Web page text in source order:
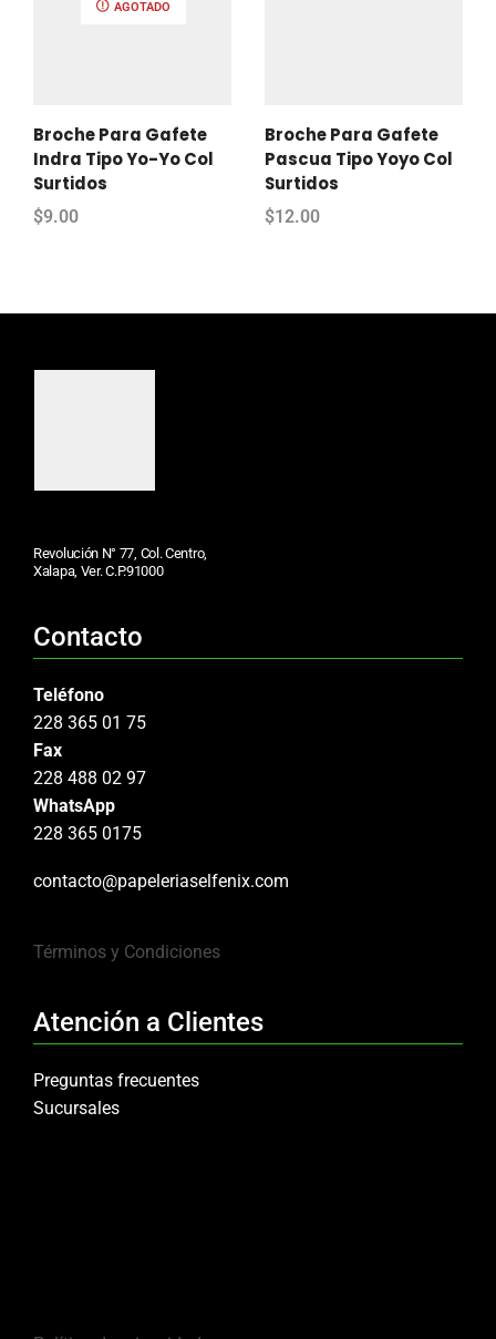
AGOTADO
Broche Para Gafete
Indra Tipo Yo-Yo Col
Surtidos
$9.00
Broche Para Gafete
Pascua Tipo Yoyo Col
Surtidos
$12.00
Revolución N° 77, Col. Centro,
Xalapa, Ver. C.P.91000
Contacto
Teléfono
228 365 01 75
Fax
228 488 02 97
WhatsApp
228 365 0175
contacto@papeleriaselfenix.com
Términos y Condiciones
Atención a Clientes
Preguntas frecuentes
Sucursales